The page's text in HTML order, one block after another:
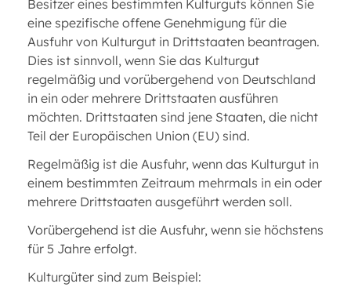
Besitzer eines bestimmten Kulturguts können Sie
eine spezifische offene Genehmigung für die
Ausfuhr von Kulturgut in Drittstaaten beantragen.
Dies ist sinnvoll, wenn Sie das Kulturgut
regelmäßig und vorübergehend von Deutschland
in ein oder mehrere Drittstaaten ausführen
möchten. Drittstaaten sind jene Staaten, die nicht
Teil der Europäischen Union (EU) sind.
Regelmäßig ist die Ausfuhr, wenn das Kulturgut in
einem bestimmten Zeitraum mehrmals in ein oder
mehrere Drittstaaten ausgeführt werden soll.
Vorübergehend ist die Ausfuhr, wenn sie höchstens
für 5 Jahre erfolgt.
Kulturgüter sind zum Beispiel: